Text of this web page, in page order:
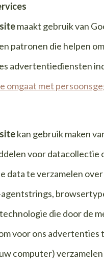
maakt gebruik van
patronen die helpen
advertentiediensten
omgaat met
kan gebruik maken
voor datacollectie
data te verzamelen
die door de
voor ons
computer)